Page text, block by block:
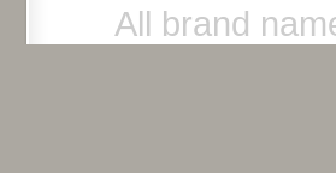
All brand